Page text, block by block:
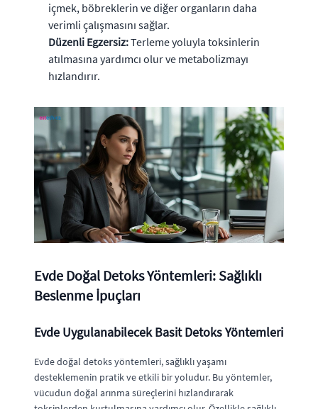
içmek, böbreklerin ve diğer organların daha
verimli çalışmasını sağlar.
Düzenli Egzersiz:Terleme yoluyla toksinlerin
atılmasına yardımcı olur ve metabolizmayı
hızlandırır.
Evde Doğal Detoks Yöntemleri: Sağlıklı
Beslenme İpuçları
Evde Uygulanabilecek Basit Detoks Yöntemleri
Evde doğal detoks yöntemleri, sağlıklı yaşamı
desteklemenin pratik ve etkili bir yoludur. Bu yöntemler,
vücudun doğal arınma süreçlerini hızlandırarak